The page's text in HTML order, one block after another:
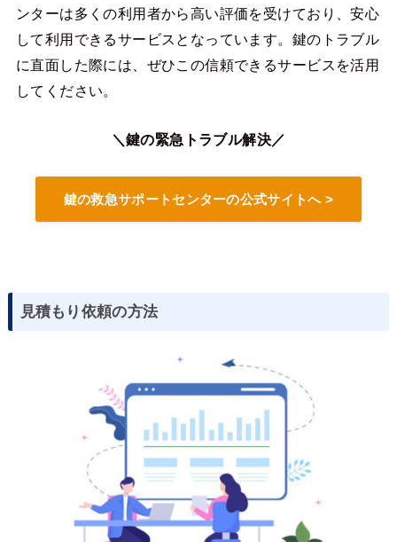
ンターは多くの利用者から高い評価を受けており、安心
して利用できるサービスとなっています。鍵のトラブル
に直面した際には、ぜひこの信頼できるサービスを活用
してください。
＼鍵の緊急トラブル解決／
鍵の救急サポートセンターの公式サイトへ >
見積もり依頼の方法